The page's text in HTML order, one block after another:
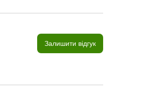
Залишити відгук